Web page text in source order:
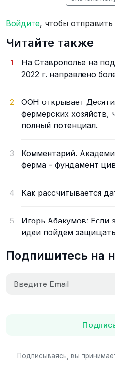
Войдите, чтобы
Читайте также
1
На Ставрополье на
2022 г. направлено
2
ООН открывает
фермерских хозяйств,
полный потенциал.
3
Комментарий.
ферма – фундамент
4 Как рассчитывается
5
Игорь Абакумов: Если
идеи пойдем
Подпишитесь на
Подписываясь, вы